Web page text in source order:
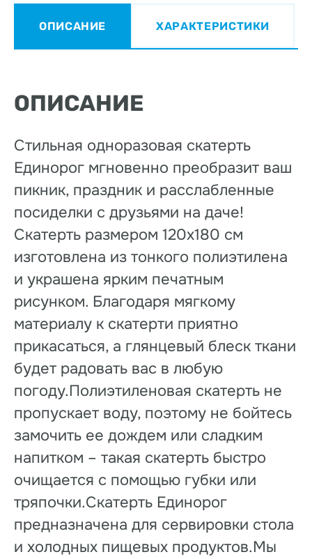
ОПИСАНИЕ ХАРАКТЕРИСТИКИ
ОПИСАНИЕ
Стильная одноразовая скатерть
Единорог мгновенно преобразит ваш
пикник, праздник и расслабленные
посиделки с друзьями на даче!
Скатерть размером 120х180 см
изготовлена из тонкого полиэтилена
и украшена ярким печатным
рисунком. Благодаря мягкому
материалу к скатерти приятно
прикасаться, а глянцевый блеск ткани
будет радовать вас в любую
погоду.Полиэтиленовая скатерть не
пропускает воду, поэтому не бойтесь
замочить ее дождем или сладким
напитком – такая скатерть быстро
очищается с помощью губки или
тряпочки.Скатерть Единорог
предназначена для сервировки стола
и холодных пищевых продуктов.Мы